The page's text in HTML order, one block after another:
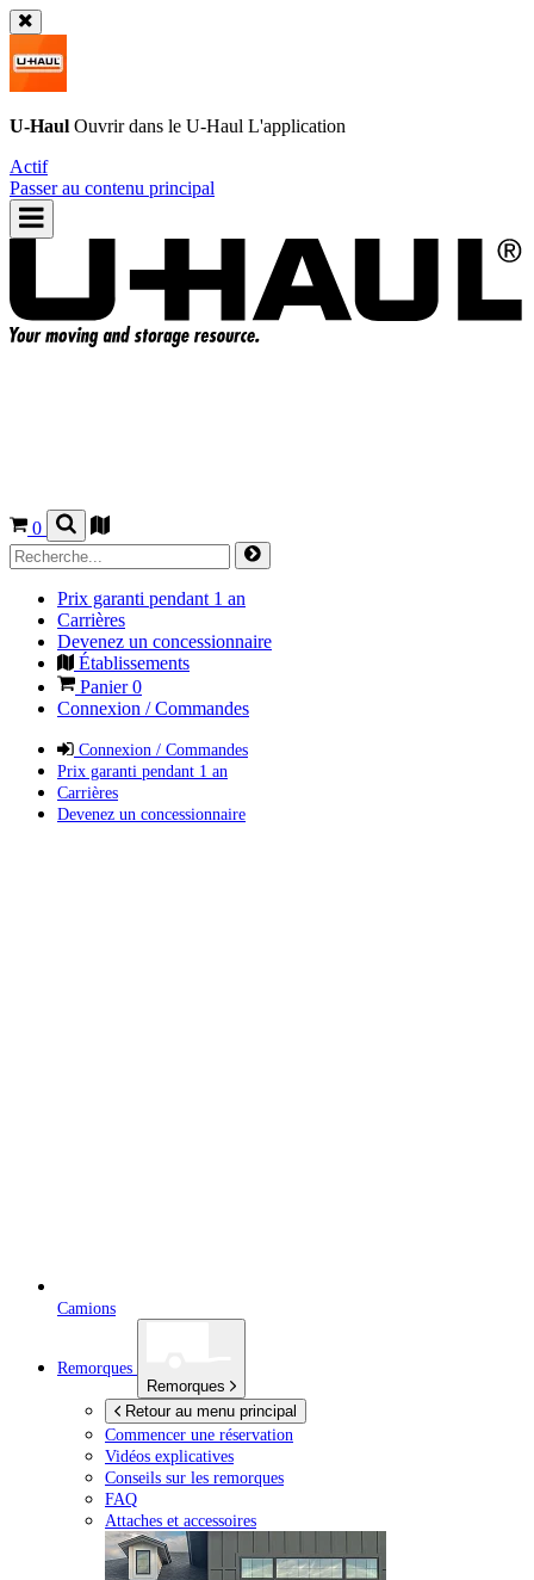
U-Haul Ouvrir dans le U-Haul L'application
Actif
Passer au contenu principal
0
Prix garanti pendant 1 an
Carrières
Devenez un concessionnaire
Établissements
Panier0
Connexion / Commandes
Connexion / Commandes
Prix garanti pendant 1 an
Carrières
Devenez un concessionnaire
Camions
Remorques
Remorques
Retour au menu principal
Commencer une réservation
Vidéos explicatives
Conseils sur les remorques
FAQ
Attaches et accessoires